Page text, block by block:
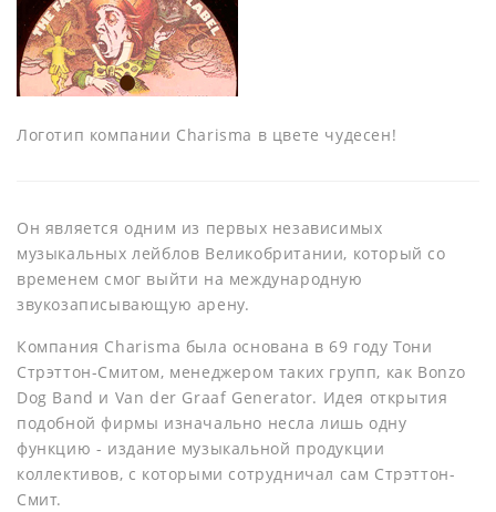
Логотип компании Charisma в цвете чудесен!
Он является одним из первых независимых
музыкальных лейблов Великобритании, который со
временем смог выйти на международную
звукозаписывающую арену.
Компания Charisma была основана в 69 году Тони
Стрэттон-Смитом, менеджером таких групп, как Bonzo
Dog Band и Van der Graaf Generator. Идея открытия
подобной фирмы изначально несла лишь одну
функцию - издание музыкальной продукции
коллективов, с которыми сотрудничал сам Стрэттон-
Смит.